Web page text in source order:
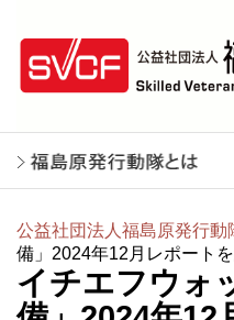
公益社団法人福島原発行動
備」2024年12月レポート
イチエフウォ